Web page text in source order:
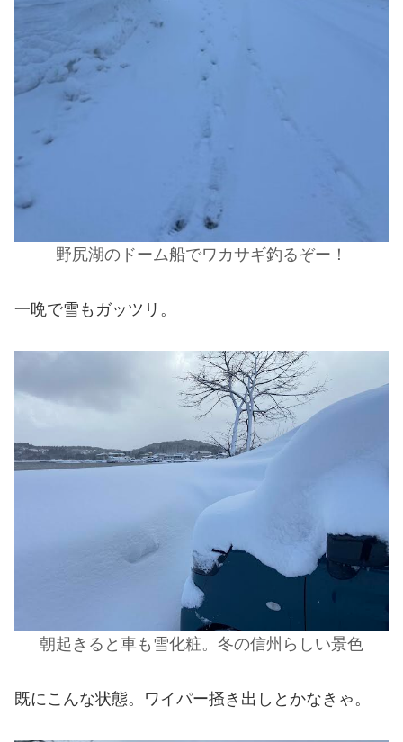
野尻湖のドーム船でワカサギ釣るぞー！
一晩で雪もガッツリ。
朝起きると車も雪化粧。冬の信州らしい景色
既にこんな状態。ワイパー掻き出しとかなきゃ。